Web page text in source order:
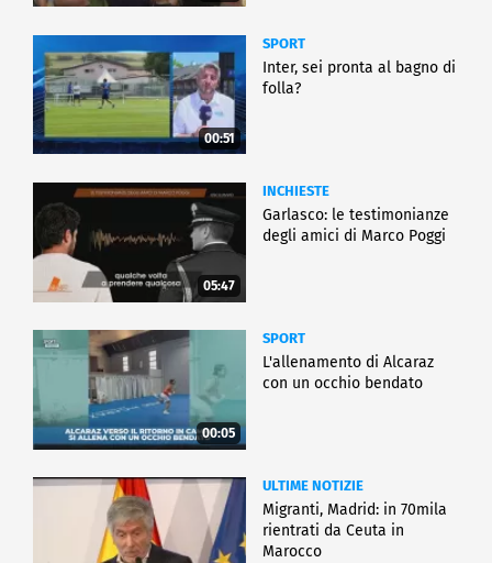
00:51
SPORT
Inter, sei pronta al bagno di
folla?
05:47
INCHIESTE
Garlasco: le testimonianze
degli amici di Marco Poggi
00:05
SPORT
L'allenamento di Alcaraz
con un occhio bendato
ULTIME NOTIZIE
Migranti, Madrid: in 70mila
rientrati da Ceuta in
Marocco